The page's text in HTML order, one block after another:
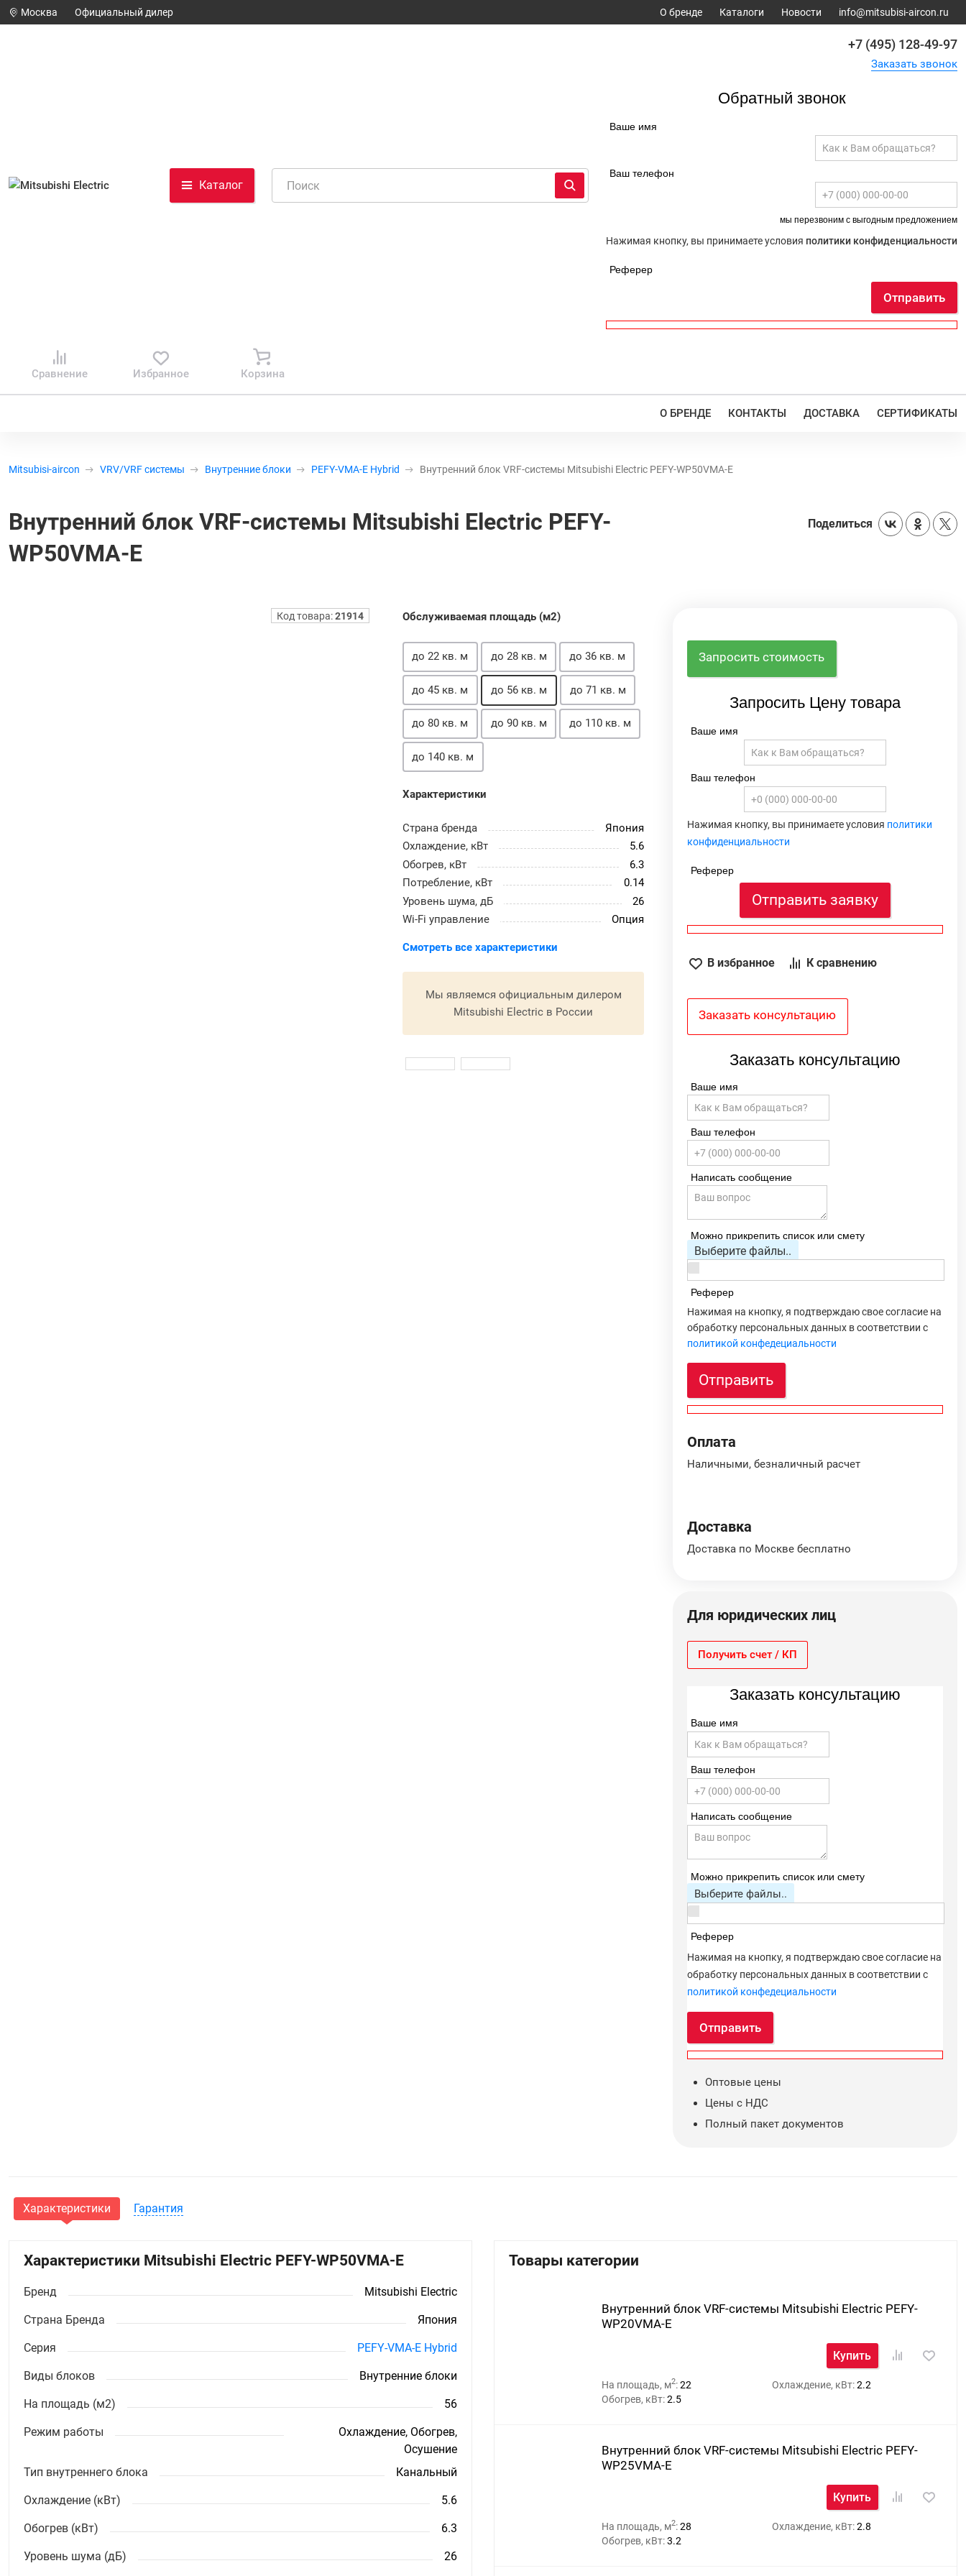
Москва Официальный дилер О бренде Каталоги Новости info@mitsubisi-aircon.ru
Каталог
+7 (495) 128-49-97
Заказать звонок
Обратный звонок
Ваше имя
Ваш телефон
мы перезвоним с выгодным предложением
Нажимая кнопку, вы принимаете условия политики конфиденциальности
Реферер
Отправить
Сравнение Избранное Корзина
О БРЕНДЕ КОНТАКТЫ ДОСТАВКА СЕРТИФИКАТЫ
Mitsubisi-aircon VRV/VRF системы Внутренние блоки PEFY-VMA-E Hybrid Внутренний блок VRF-системы Mitsubishi Electric PEFY-WP50VMA-E
Внутренний блок VRF-системы Mitsubishi Electric PEFY-
WP50VMA-E
Поделиться
Код товара:21914
Запросить стоимость
Запросить Цену товара
Ваше имя
Ваш телефон
Нажимая кнопку, вы принимаете условия политики
конфиденциальности
Реферер
Отправить заявку
В избранное К сравнению
Заказать консультацию
Заказать консультацию
Ваше имя
Ваш телефон
Написать сообщение
Можно прикрепить список или смету
Выберите файлы..
Реферер
Нажимая на кнопку, я подтверждаю свое согласие на
обработку персональных данных в соответствии с
политикой конфедециальности
Отправить
Оплата
Наличными, безналичный расчет
Доставка
Доставка по Москве бесплатно
Для юридических лиц
Получить счет / КП
Заказать консультацию
Ваше имя
Ваш телефон
Написать сообщение
Можно прикрепить список или смету
Выберите файлы..
Реферер
Нажимая на кнопку, я подтверждаю свое согласие на
обработку персональных данных в соответствии с
политикой конфедециальности
Отправить
Оптовые цены
Цены с НДС
Полный пакет документов
Обслуживаемая площадь (м2)
до 22 кв. м до 28 кв. м до 36 кв. м
до 45 кв. м до 56 кв. м до 71 кв. м
до 80 кв. м до 90 кв. м до 110 кв. м
до 140 кв. м
Характеристики
Страна бренда
Япония
Охлаждение, кВт
5.6
Обогрев, кВт
6.3
Потребление, кВт
0.14
Уровень шума, дБ
26
Wi-Fi управление
Опция
Смотреть все характеристики
Мы являемся официальным дилером
Mitsubishi Electric в России
Характеристики Гарантия
Характеристики Mitsubishi Electric PEFY-WP50VMA-E
Бренд Mitsubishi Electric
Страна Бренда Япония
Серия PEFY-VMA-E Hybrid
Виды блоков Внутренние блоки
На площадь (м2) 56
Режим работы
Охлаждение, Обогрев,
Осушение
Тип внутреннего блока
Канальный
Охлаждение (кВт) 5.6
Обогрев (кВт) 6.3
Уровень шума (дБ) 26
Товары категории
Внутренний блок VRF-системы Mitsubishi Electric PEFY-
WP20VMA-E
Купить
На площадь, м2:22 Охлаждение, кВт:2.2
Обогрев, кВт:2.5
Внутренний блок VRF-системы Mitsubishi Electric PEFY-
WP25VMA-E
Купить
На площадь, м2:28 Охлаждение, кВт:2.8
Обогрев, кВт:3.2